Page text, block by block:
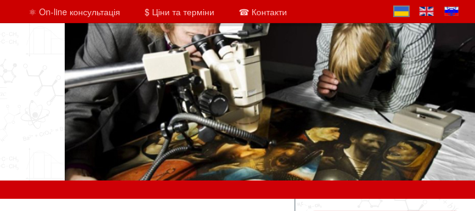
⚛ On-line консультація $ Ціни та терміни ☎ Контакти